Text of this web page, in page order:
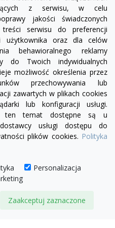
FacebookYouTubePinterest
z serwisu, w celu
jakości świadczonych
serwisu do preferencji
użytkownika oraz dla celów
behawioralnego reklamy
do Twoich indywidualnych
możliwość określenia przez
przechowywania lub
zawartych w plikach cookies
lub konfiguracji usługi.
ten temat dostępne są u
usługi dostępu do
plików cookies. Polityka
Personalizacja
Zaakceptuj zaznaczone

